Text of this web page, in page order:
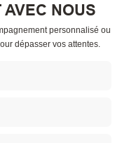
AVEC NOUS
personnalisé ou
dépasser vos attentes.